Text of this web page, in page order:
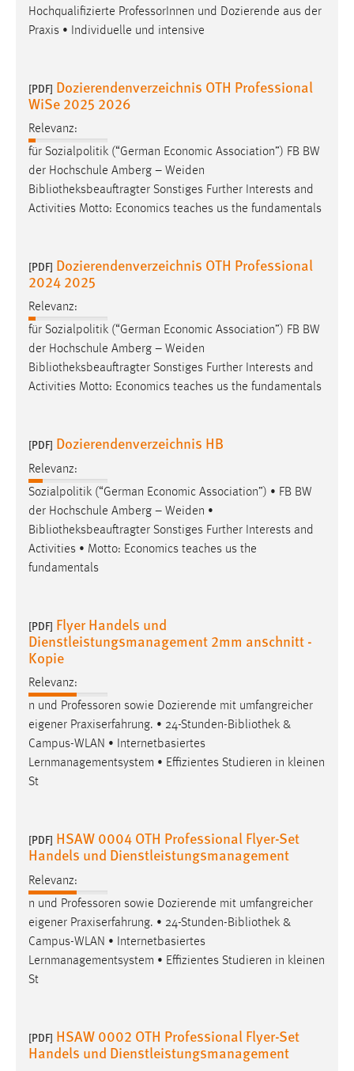
Hochqualifizierte ProfessorInnen und Dozierende aus der
Praxis • Individuelle und intensive
[PDF] Dozierendenverzeichnis OTH Professional
WiSe 2025 2026
Relevanz:
für Sozialpolitik (“German Economic Association”) FB BW
der Hochschule Amberg – Weiden
Bibliotheksbeauftragter Sonstiges Further Interests and
Activities Motto: Economics teaches us the fundamentals
[PDF] Dozierendenverzeichnis OTH Professional
2024 2025
Relevanz:
für Sozialpolitik (“German Economic Association”) FB BW
der Hochschule Amberg – Weiden
Bibliotheksbeauftragter Sonstiges Further Interests and
Activities Motto: Economics teaches us the fundamentals
[PDF] Dozierendenverzeichnis HB
Relevanz:
Sozialpolitik (“German Economic Association”) • FB BW
der Hochschule Amberg – Weiden •
Bibliotheksbeauftragter Sonstiges Further Interests and
Activities • Motto: Economics teaches us the
fundamentals
[PDF] Flyer Handels und
Dienstleistungsmanagement 2mm anschnitt -
Kopie
Relevanz:
n und Professoren sowie Dozierende mit umfangreicher
eigener Praxiserfahrung. • 24-Stunden-Bibliothek &
Campus-WLAN • Internetbasiertes
Lernmanagementsystem • Effizientes Studieren in kleinen
St
[PDF] HSAW 0004 OTH Professional Flyer-Set
Handels und Dienstleistungsmanagement
Relevanz:
n und Professoren sowie Dozierende mit umfangreicher
eigener Praxiserfahrung. • 24-Stunden-Bibliothek &
Campus-WLAN • Internetbasiertes
Lernmanagementsystem • Effizientes Studieren in kleinen
St
[PDF] HSAW 0002 OTH Professional Flyer-Set
Handels und Dienstleistungsmanagement